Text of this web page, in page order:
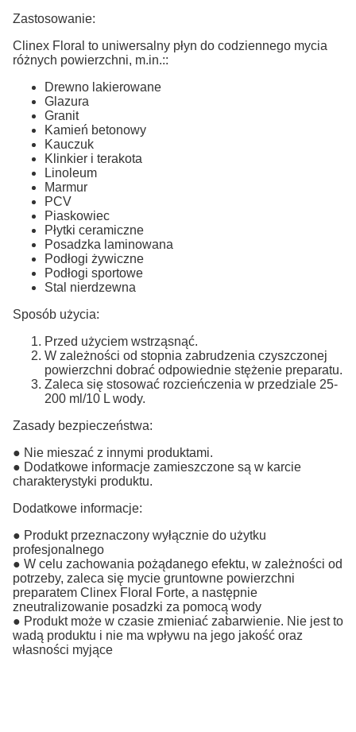
Zastosowanie:
Clinex Floral to uniwersalny płyn do codziennego mycia
różnych powierzchni, m.in.::
Drewno lakierowane
Glazura
Granit
Kamień betonowy
Kauczuk
Klinkier i terakota
Linoleum
Marmur
PCV
Piaskowiec
Płytki ceramiczne
Posadzka laminowana
Podłogi żywiczne
Podłogi sportowe
Stal nierdzewna
Sposób użycia:
Przed użyciem wstrząsnąć.
W zależności od stopnia zabrudzenia czyszczonej
powierzchni dobrać odpowiednie stężenie preparatu.
Zaleca się stosować rozcieńczenia w przedziale 25-
200 ml/10 L wody.
Zasady bezpieczeństwa:
● Nie mieszać z innymi produktami.
● Dodatkowe informacje zamieszczone są w karcie
charakterystyki produktu.
Dodatkowe informacje:
● Produkt przeznaczony wyłącznie do użytku
profesjonalnego
● W celu zachowania pożądanego efektu, w zależności od
potrzeby, zaleca się mycie gruntowne powierzchni
preparatem Clinex Floral Forte, a następnie
zneutralizowanie posadzki za pomocą wody
● Produkt może w czasie zmieniać zabarwienie. Nie jest to
wadą produktu i nie ma wpływu na jego jakość oraz
własności myjące